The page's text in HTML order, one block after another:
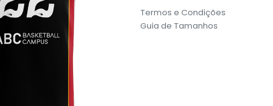
Termos e Condições
Guia de Tamanhos